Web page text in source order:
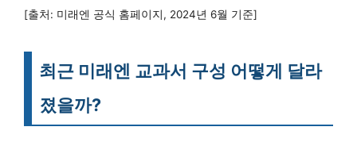
[출처: 미래엔 공식 홈페이지, 2024년 6월 기준]
최근 미래엔 교과서 구성 어떻게 달라
졌을까?